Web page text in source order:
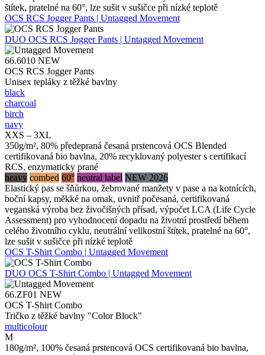
štítek, pratelné na 60°, lze sušit v sušičce při nízké teplotě
OCS RCS Jogger Pants | Untagged Movement
DUO OCS RCS Jogger Pants | Untagged Movement
66.6010 NEW
OCS RCS Jogger Pants
Unisex tepláky z těžké bavlny
black
charcoal
birch
navy
XXS – 3XL
350g/m², 80% předepraná česaná prstencová OCS Blended
certifikovaná bio bavlna, 20% recyklovaný polyester s certifikací
RCS, enzymaticky prané
heavy combed 60° neutral label NEW 2026
Elastický pas se šňůrkou, žebrované manžety v pase a na kotnících,
boční kapsy, měkké na omak, uvnitř počesaná, certifikovaná
veganská výroba bez živočišných přísad, výpočet LCA (Life Cycle
Assessment) pro vyhodnocení dopadu na životní prostředí během
celého životního cyklu, neutrální velikostní štítek, pratelné na 60°,
lze sušit v sušičce při nízké teplotě
OCS T-Shirt Combo | Untagged Movement
DUO OCS T-Shirt Combo | Untagged Movement
66.ZF01 NEW
OCS T-Shirt Combo
Tričko z těžké bavlny "Color Block"
multicolour
M
180g/m², 100% česaná prstencová OCS certifikovaná bio bavlna,